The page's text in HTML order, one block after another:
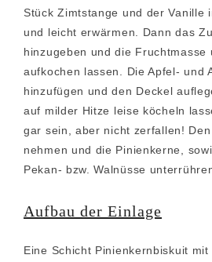
Stück Zimtstange und der Vanille
und leicht erwärmen. Dann das
hinzugeben und die Fruchtmasse
aufkochen lassen. Die Apfel- und
hinzufügen und den Deckel
auf milder Hitze leise köcheln
gar sein, aber nicht zerfallen!
nehmen und die Pinienkerne,
Pekan- bzw. Walnüsse
Aufbau der Einlage
Eine Schicht Pinienkernbiskuit